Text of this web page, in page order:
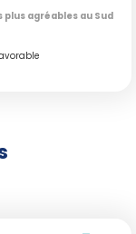
plus agréables au Sud